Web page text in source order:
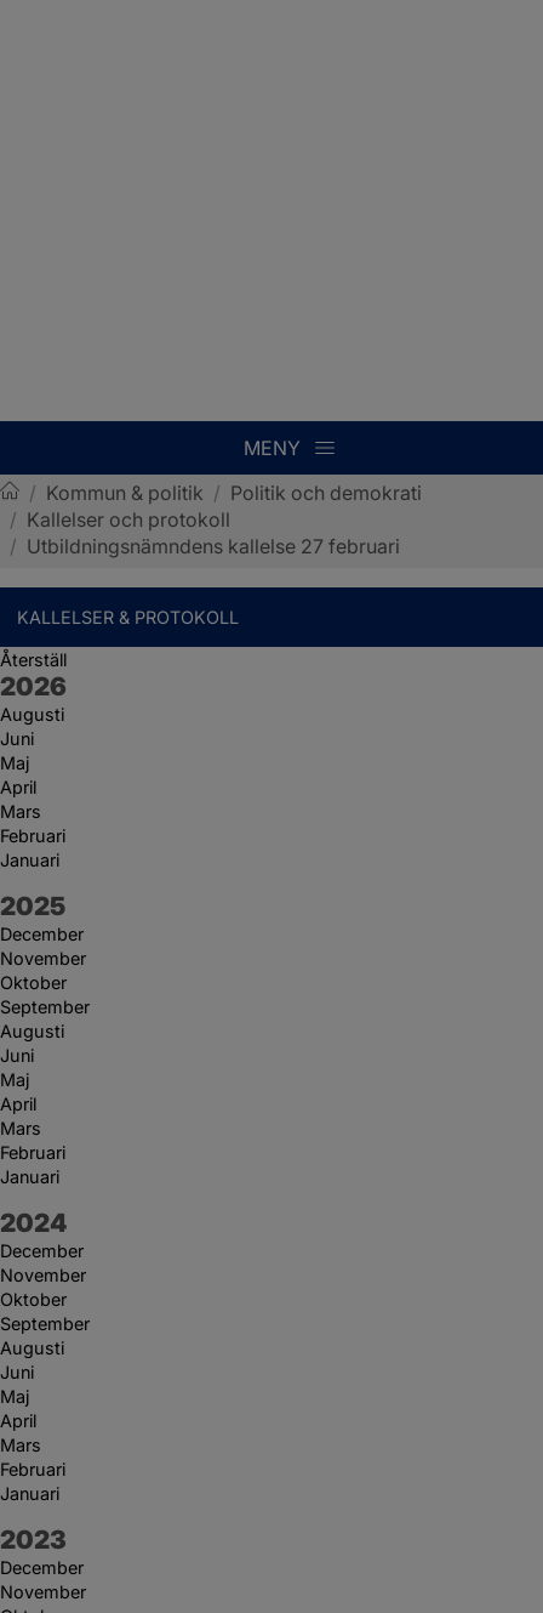
MENY
Sotenäs kommun
/ Kommun & politik / Politik och demokrati
/ Kallelser och protokoll
/ Utbildningsnämndens kallelse 27 februari
KALLELSER & PROTOKOLL
Återställ
År:
2026
Augusti
Juni
Maj
April
Mars
Februari
Januari
År:
2025
December
November
Oktober
September
Augusti
Juni
Maj
April
Mars
Februari
Januari
År:
2024
December
November
Oktober
September
Augusti
Juni
Maj
April
Mars
Februari
Januari
År:
2023
December
November